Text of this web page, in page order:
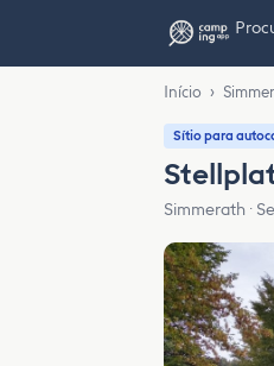
Início ›
Sítio para
Simmerath ·